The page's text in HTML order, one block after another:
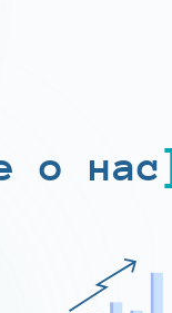
о нас